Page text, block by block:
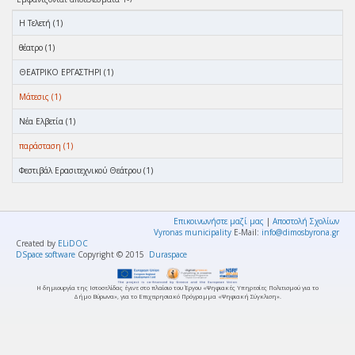
Η Τελετή (1)
θέατρο (1)
ΘΕΑΤΡΙΚΟ ΕΡΓΑΣΤΗΡΙ (1)
Μάτεσις (1)
Νέα Ελβετία (1)
παράσταση (1)
Φεστιβάλ Ερασιτεχνικού Θεάτρου (1)
Επικοινωνήστε μαζί μας | Αποστολή Σχολίων
Vyronas municipality E-Mail: info@dimosbyrona.gr
Created by ELiDOC
DSpace software Copyright © 2015 Duraspace
Η δημιουργία της Ιστοσελίδας έγινε στο πλαίσιο του Έργου «Ψηφιακές Υπηρεσίες Πολιτισμού για το
Δήμο Βύρωνα», για το Επιχειρησιακό Πρόγραμμα «Ψηφιακή Σύγκλιση».